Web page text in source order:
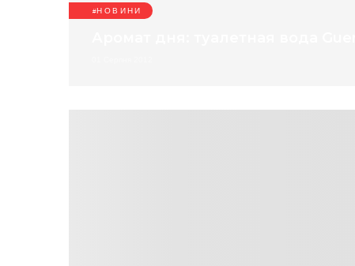
НОВИНИ